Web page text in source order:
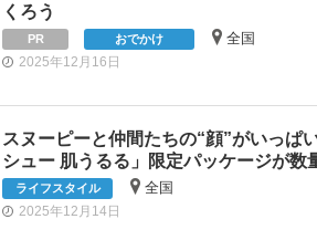
くろう
PR おでかけ 全国
2025年12月16日
スヌーピーと仲間たちの“顔”がいっぱ
シュー 肌うるる」限定パッケージが数
ライフスタイル 全国
2025年12月14日